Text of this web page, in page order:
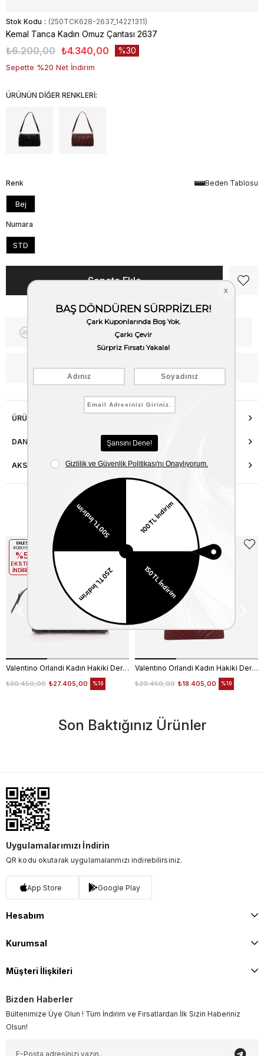
Stok Kodu (250TCK628-2637_14221311)
Kemal Tanca Kadın Omuz Çantası 2637
₺6.200,00 ₺4.340,00 30
Sepette %20 Net İndirim
ÜRÜNÜN DİĞER RENKLERİ:
Beden Tablosu
Renk
Bej
Numara
STD
Fiyat Düşünce Haber Ver
WhatsApp’tan Bilgi Al
ÜRÜN ÖZELLIKLERI
DANIŞMA HATTI
AKSESUAR ONARIMI
Benzer Ürünler
Valentino Orlandi Kadın Hakiki Deri Siyah Omuz Çantası
₺27.405,00
₺30.450,00 %10
EKLE5
KODUYLA
%5
EKSTRA
İNDİRİM
Valentino Orlandi Kadın Hakiki Deri Bordo Omuz Çantası
₺18.405,00
₺20.450,00 %10
İNDİRİM
Son Baktığınız Ürünler
Uygulamalarımızı İndirin
QR kodu okutarak uygulamalarımızı indirebilirsiniz.
App Store Google Play
Hesabım
Kurumsal
Müşteri İlişkileri
Bizden Haberler
Bültenimize Üye Olun ! Tüm İndirim ve Fırsatlardan İlk Sizin Haberiniz
Olsun!